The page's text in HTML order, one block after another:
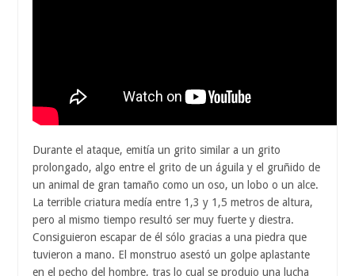
Durante el ataque, emitía un grito similar a un grito
prolongado, algo entre el grito de un águila y el gruñido de
un animal de gran tamaño como un oso, un lobo o un alce.
La terrible criatura medía entre 1,3 y 1,5 metros de altura,
pero al mismo tiempo resultó ser muy fuerte y diestra.
Consiguieron escapar de él sólo gracias a una piedra que
tuvieron a mano. El monstruo asestó un golpe aplastante
en el pecho del hombre, tras lo cual se produjo una lucha